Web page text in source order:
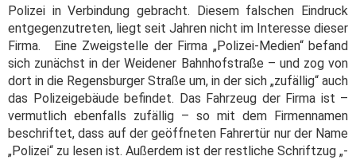
Polizei in Verbindung gebracht. Diesem falschen Eindruck
entgegenzutreten, liegt seit Jahren nicht im Interesse dieser
Firma. Eine Zweigstelle der Firma „Polizei-Medien“ befand
sich zunächst in der Weidener Bahnhofstraße – und zog von
dort in die Regensburger Straße um, in der sich „zufällig“ auch
das Polizeigebäude befindet. Das Fahrzeug der Firma ist –
vermutlich ebenfalls zufällig – so mit dem Firmennamen
beschriftet, dass auf der geöffneten Fahrertür nur der Name
„Polizei“ zu lesen ist. Außerdem ist der restliche Schriftzug „-